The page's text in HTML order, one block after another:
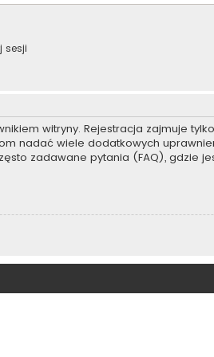
sesji
witryny. Rejestracja zajmuje
nadać wiele dodatkowych
zadawane pytania (FAQ), gdzie